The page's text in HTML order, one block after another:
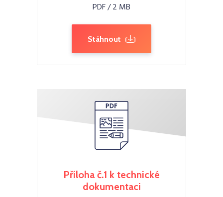
PDF / 2 MB
Stáhnout
Příloha č.1 k technické
dokumentaci